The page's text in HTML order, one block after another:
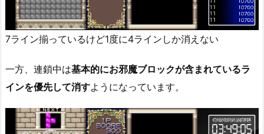
7ライン揃っているけど1度に4ラインしか消えない
一方、連鎖中は基本的にお邪魔ブロックが含まれているラ
インを優先して消すようになっています。